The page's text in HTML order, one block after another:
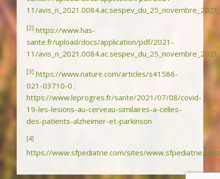
11/
[2] https://www.has-
sante.fr/upload/docs/application/pdf/2021-
11/
[3] https://www.nature.com/articles/s41586-
021-03710-0 ;
https://www.leprogres.fr/sante/2021/07/08/covid-
19-les-lesions-au-cerveau-similaires-a-celles-
des-patients-alzheimer-et-parkinson
[4]
https://www.sfpediatrie.com/sites/